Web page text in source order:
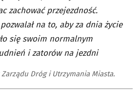
zachować przejezdność.
na to, aby za dnia życie
się swoim normalnym
i zatorów na jezdni
Dróg i Utrzymania Miasta.